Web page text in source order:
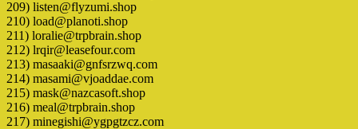
209) listen@flyzumi.shop
210) load@planoti.shop
211) loralie@trpbrain.shop
212) lrqir@leasefour.com
213) masaaki@gnfsrzwq.com
214) masami@vjoaddae.com
215) mask@nazcasoft.shop
216) meal@trpbrain.shop
217) minegishi@ygpgtzcz.com